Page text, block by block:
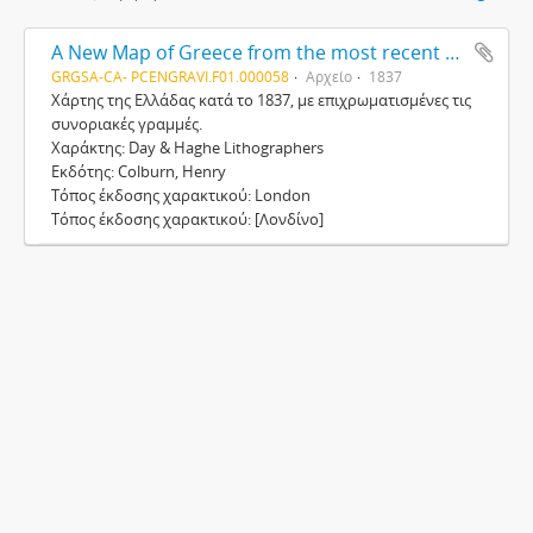
A New Map of Greece from the most recent surveys, including the frontier line [Νέος Χάρτης της Ελλάδας, συμπεριλαμβανομένης της συνοριακής γραμμής, βασισμένος στις πιο πρόσφατες μελέτες]
GRGSA-CA- PCENGRAVI.F01.000058 Αρχείο 1837
Χάρτης της Ελλάδας κατά το 1837, με επιχρωματισμένες τις
συνοριακές γραμμές.
Χαράκτης: Day & Haghe Lithographers
Εκδότης: Colburn, Henry
Τόπος έκδοσης χαρακτικού: London
Τόπος έκδοσης χαρακτικού: [Λονδίνο]